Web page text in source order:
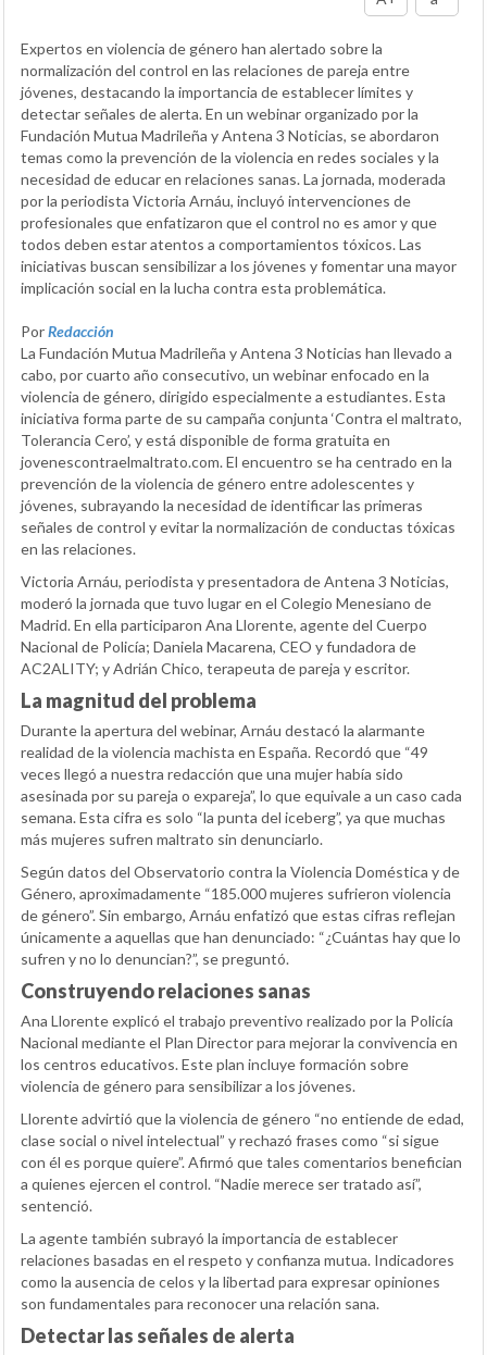
Expertos en violencia de género han alertado sobre la
normalización del control en las relaciones de pareja entre
jóvenes, destacando la importancia de establecer límites y
detectar señales de alerta. En un webinar organizado por la
Fundación Mutua Madrileña y Antena 3 Noticias, se abordaron
temas como la prevención de la violencia en redes sociales y la
necesidad de educar en relaciones sanas. La jornada, moderada
por la periodista Victoria Arnáu, incluyó intervenciones de
profesionales que enfatizaron que el control no es amor y que
todos deben estar atentos a comportamientos tóxicos. Las
iniciativas buscan sensibilizar a los jóvenes y fomentar una mayor
implicación social en la lucha contra esta problemática.
PorRedacción
La Fundación Mutua Madrileña y Antena 3 Noticias han llevado a
cabo, por cuarto año consecutivo, un webinar enfocado en la
violencia de género, dirigido especialmente a estudiantes. Esta
iniciativa forma parte de su campaña conjunta ‘Contra el maltrato,
Tolerancia Cero’, y está disponible de forma gratuita en
jovenescontraelmaltrato.com. El encuentro se ha centrado en la
prevención de la violencia de género entre adolescentes y
jóvenes, subrayando la necesidad de identificar las primeras
señales de control y evitar la normalización de conductas tóxicas
en las relaciones.
Victoria Arnáu, periodista y presentadora de Antena 3 Noticias,
moderó la jornada que tuvo lugar en el Colegio Menesiano de
Madrid. En ella participaron Ana Llorente, agente del Cuerpo
Nacional de Policía; Daniela Macarena, CEO y fundadora de
AC2ALITY; y Adrián Chico, terapeuta de pareja y escritor.
La magnitud del problema
Durante la apertura del webinar, Arnáu destacó la alarmante
realidad de la violencia machista en España. Recordó que “49
veces llegó a nuestra redacción que una mujer había sido
asesinada por su pareja o expareja”, lo que equivale a un caso cada
semana. Esta cifra es solo “la punta del iceberg”, ya que muchas
más mujeres sufren maltrato sin denunciarlo.
Según datos del Observatorio contra la Violencia Doméstica y de
Género, aproximadamente “185.000 mujeres sufrieron violencia
de género”. Sin embargo, Arnáu enfatizó que estas cifras reflejan
únicamente a aquellas que han denunciado: “¿Cuántas hay que lo
sufren y no lo denuncian?”, se preguntó.
Construyendo relaciones sanas
Ana Llorente explicó el trabajo preventivo realizado por la Policía
Nacional mediante el Plan Director para mejorar la convivencia en
los centros educativos. Este plan incluye formación sobre
violencia de género para sensibilizar a los jóvenes.
Llorente advirtió que la violencia de género “no entiende de edad,
clase social o nivel intelectual” y rechazó frases como “si sigue
con él es porque quiere”. Afirmó que tales comentarios benefician
a quienes ejercen el control. “Nadie merece ser tratado así”,
sentenció.
La agente también subrayó la importancia de establecer
relaciones basadas en el respeto y confianza mutua. Indicadores
como la ausencia de celos y la libertad para expresar opiniones
son fundamentales para reconocer una relación sana.
Detectar las señales de alerta